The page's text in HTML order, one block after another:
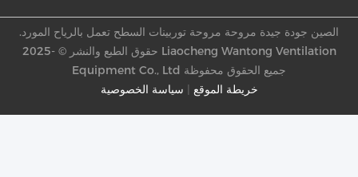
سياسة الخصوصية خريطة الموقع
الصين جودة جيدة مروحة مروحة توربينات السطح تعمل بالرياح المورد.
حقوق الطبع والنشر © -2025 Liaocheng Wantong Ventilation
Equipment Co., Ltd جميع الحقوق محفوظة